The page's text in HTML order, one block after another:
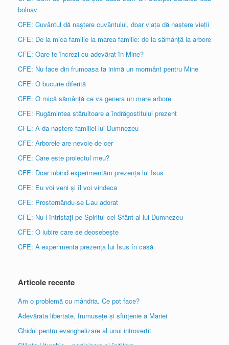
bolnav
CFE: Cuvântul dă naștere cuvântului, doar viața dă naștere vieții
CFE: De la mica familie la marea familie: de la sămânță la arbore
CFE: Oare te încrezi cu adevărat în Mine?
CFE: Nu face din frumoasa ta inimă un mormânt pentru Mine
CFE: O bucurie diferită
CFE: O mică sămânță ce va genera un mare arbore
CFE: Rugămintea stăruitoare a îndrăgostitului prezent
CFE: A da naștere familiei lui Dumnezeu
CFE: Arborele are nevoie de cer
CFE: Care este proiectul meu?
CFE: Doar iubind experimentăm prezența lui Isus
CFE: Eu voi veni și îl voi vindeca
CFE: Prosternându-se L-au adorat
CFE: Nu-l întristați pe Spiritul cel Sfânt al lui Dumnezeu
CFE: O iubire care se deosebește
CFE: A experimenta prezența lui Isus în casă
Articole recente
Am o problemă cu mândria. Ce pot face?
Adevărata libertate, frumusețe și sfințenie a Mariei
Ghidul pentru evanghelizare al unui introvertit